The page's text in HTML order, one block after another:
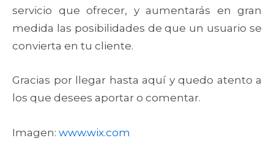
servicio que ofrecer, y aumentarás en gran
medida las posibilidades de que un usuario se
convierta en tu cliente.
Gracias por llegar hasta aquí y quedo atento a
los que desees aportar o comentar.
Imagen: www.wix.com